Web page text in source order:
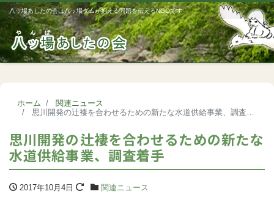
八ッ場あしたの会は八ッ場ダムが抱える問題を伝えるNGOです
ホーム
関連ニュース
思川開発の辻褄を合わせるための新たな水道供給事業、調査着手
思川開発の辻褄を合わせるための新たな
水道供給事業、調査着手
2017年10月4日 関連ニュース